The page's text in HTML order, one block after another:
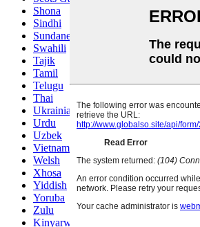
Shona
Sindhi
Sundanese
Swahili
Tajik
Tamil
Telugu
Thai
Ukrainian
Urdu
Uzbek
Vietnamese
Welsh
Xhosa
Yiddish
Yoruba
Zulu
Kinyarwanda